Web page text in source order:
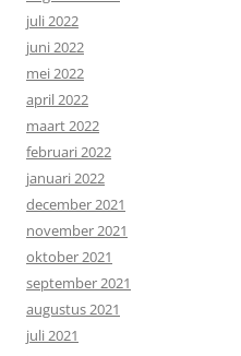
juli 2022
juni 2022
mei 2022
april 2022
maart 2022
februari 2022
januari 2022
december 2021
november 2021
oktober 2021
september 2021
augustus 2021
juli 2021